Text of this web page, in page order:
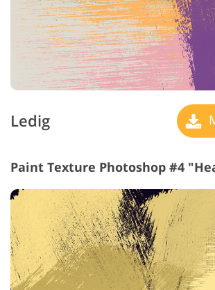
Ledig
Paint Texture Photoshop #4